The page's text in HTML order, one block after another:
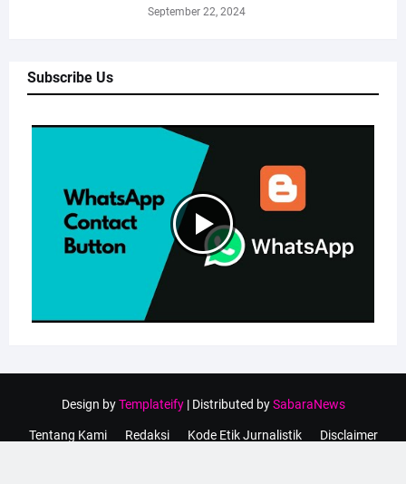
September 22, 2024
Subscribe Us
Design byTemplateify| Distributed bySabaraNews
Tentang Kami Redaksi Kode Etik Jurnalistik
Disclaimer